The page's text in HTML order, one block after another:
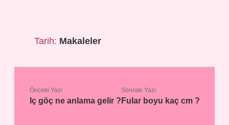
Tarih: Makaleler
Önceki Yazı
Iç göç ne anlama gelir ?
Sonraki Yazı
Fular boyu kaç cm ?